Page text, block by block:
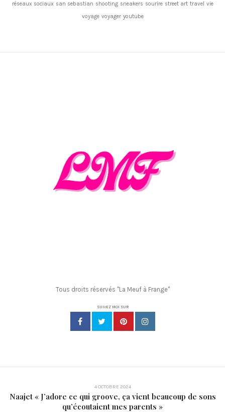
réseaux sociaux san sebastian shooting sneakers sourire street art travel vie
voyage voyager youtube
Tous droits réservés "La Meuf à Frange"
SUIVEZ MOI SUR
4 OCTOBRE 2024
Naajet « J’adore ce qui groove, ça vient beaucoup de sons
qu’écoutaient mes parents »